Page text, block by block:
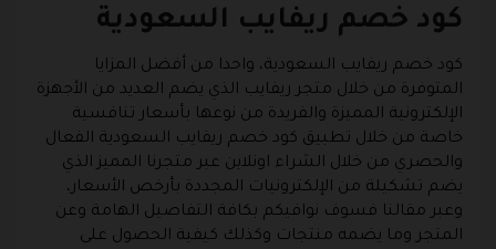
كود خصم ريفايب السعودية
كود خصم ريفايب السعودية، واحدا من أفضل المزايا
المتوفرة من خلال متجر ريفايب الذي يضم العديد من الأجهزة
الإلكترونية المميزة والفريدة من نوعها بأسعار تنافسية
خاصة من خلال تطبيق كود خصم ريفايب السعودية الفعال
والحصري من خلال الشراء اونلاين عبر متجرنا المميز الذي
يضم تشكيلة من الإلكترونيات المجددة بأرخص الأسعار،
وعبر مقالنا فسوف نوافيكم بكافة التفاصيل الهامة وعن
المتجر وما يضمه منتجات وكذلك كيفية الحصول على